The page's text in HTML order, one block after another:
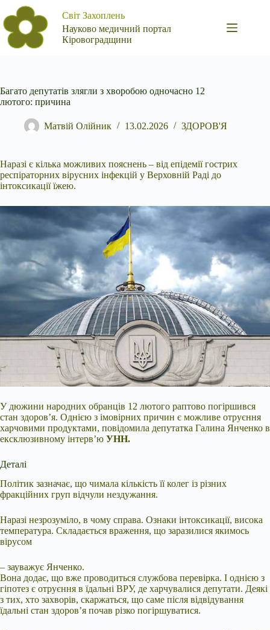
Перейти
до
вмісту
Світ Захоплень
Науково медичний портал
Кіровоградщини
Багато депутатів злягли з хворобою одночасно 12
лютого: причина
Матвій Олійник 13.02.2026 ЗДОРОВ'Я
Наразі є кілька можливих пояснень – від епідемії гострих
респіраторних вірусних інфекцій у Верховній Раді до
інтоксикації їжею.
У дюжини народних обранців 12 лютого раптово погіршився
стан здоров’я. Однією з імовірних причин є можливе отруєння
харчовими продуктами, повідомила депутатка Галина Янченко в
ексклюзивному інтерв’ю УНН.
Деталі
Політик зазначає, що чимала кількість її колег із різних
фракційних груп відчули нездужання.
Наразі незрозуміло, в чому справа. Ознаки інтоксикації, висока
температура. Складається враження, що заразилися якимось
вірусом
– зауважує Янченко.
Вона додає, що вже проводиться службова перевірка. І однією з
гіпотез є отруєння в їдальні ВРУ, де харчувалися депутати. Деякі
з тих, хто захворів, скаржаться, що саме після відвідування
їдальні стан здоров’я почав різко погіршуватися.